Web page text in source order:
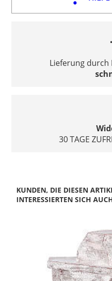
Lieferung
30 TAGE
KUNDEN, DIE DIESEN
INTERESSIERTEN SICH